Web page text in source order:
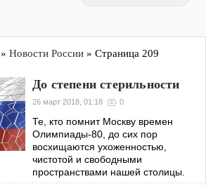
открылся «Городской центр
заболе
» Новости России » Страница 209
До степени стерильности
26 март 2018, 01:18 0
Те, кто помнит Москву времен
Олимпиады-80, до сих пор
восхищаются ухоженностью,
чистотой и свободными
пространствами нашей столицы.